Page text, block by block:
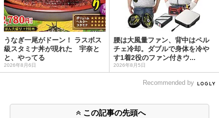
うなぎ一尾がドーン！ ラスボス
級スタミナ丼が現れた 宇奈と
と、やってる
2026年8月6日
腰は大風量ファン、背中はペル
チェ冷却。ダブルで身体を冷や
す1着2役のファン付きウ...
2026年8月5日
Recommended by
この記事の先頭へ